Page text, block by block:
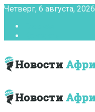
Четверг, 6 августа, 2026